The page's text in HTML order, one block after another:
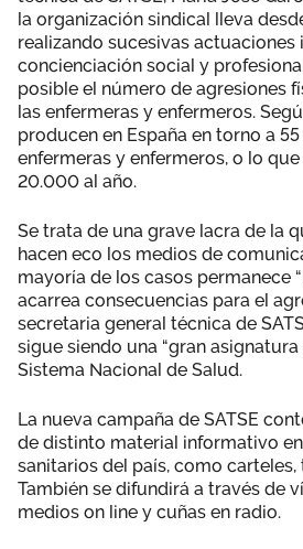
la organización sindical lleva
realizando sucesivas
concienciación social y
posible el número de agresiones
las enfermeras y enfermeros.
producen en España en torno a
enfermeras y enfermeros, o lo
20.000 al año.
Se trata de una grave lacra de la
hacen eco los medios de
mayoría de los casos permanece
acarrea consecuencias para el
secretaria general técnica de
sigue siendo una “gran asignatura
Sistema Nacional de Salud.
La nueva campaña de SATSE
de distinto material informativo
sanitarios del país, como
También se difundirá a través de
medios on line y cuñas en radio.